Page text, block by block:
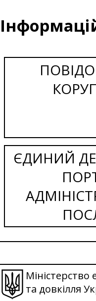
ЄДИНИЙ
Міністерство
та довкілля